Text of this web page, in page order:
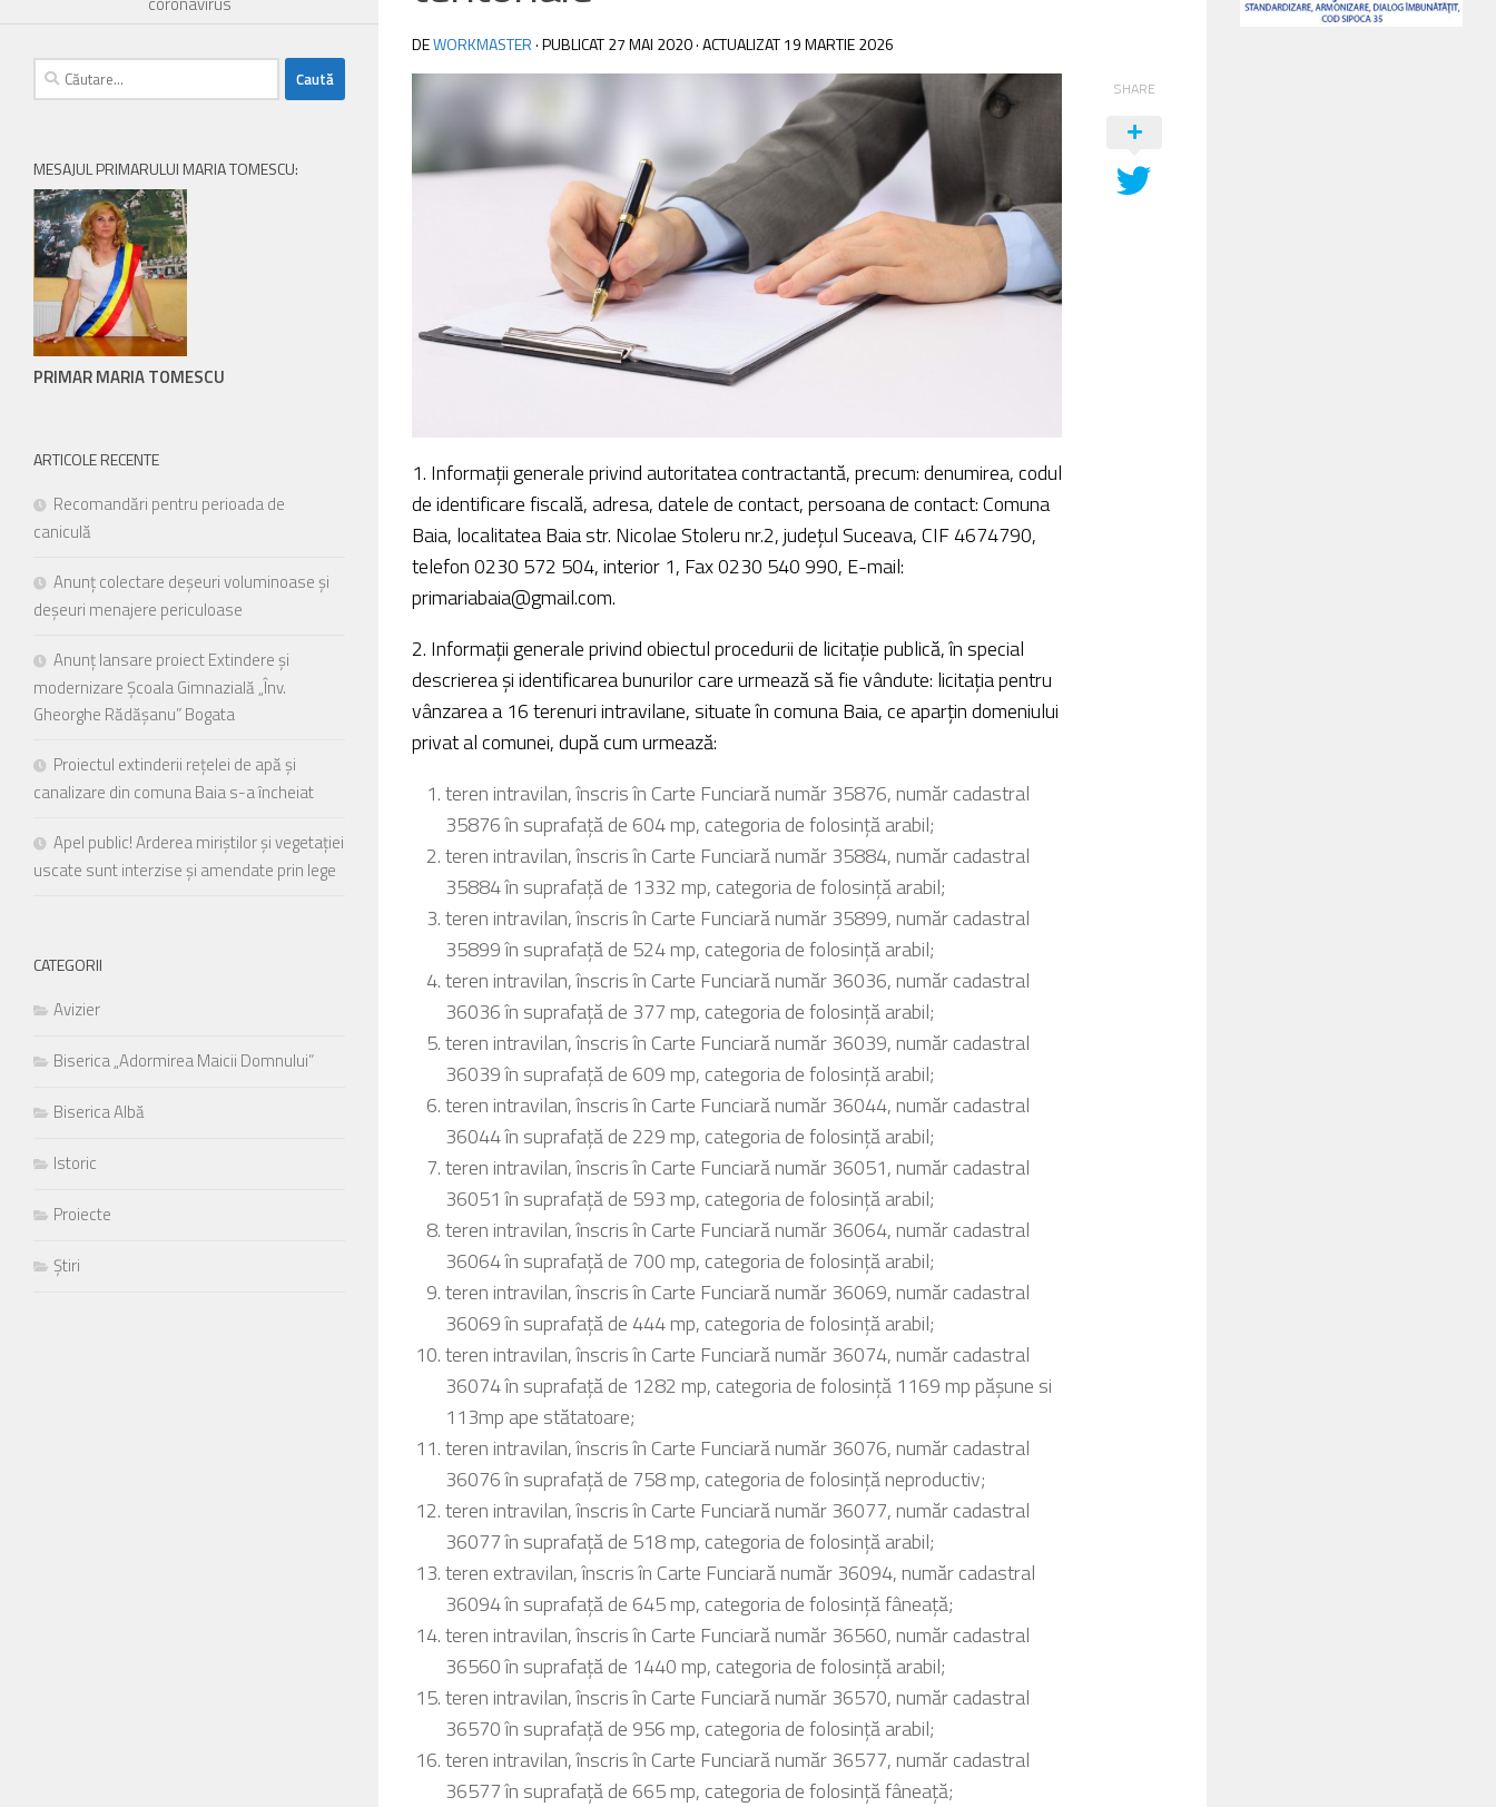
handicap
folosesc
cititor
Control-
deschide
meniu
DEWORKMASTER· PUBLICAT27 MAI 2020· ACTUALIZAT19 MARTIE 2026
1. Informaţii generale privind autoritatea contractantă, precum: denumirea, codul
de identificare fiscală, adresa, datele de contact, persoana de contact: Comuna
Baia, localitatea Baia str. Nicolae Stoleru nr.2, județul Suceava, CIF 4674790,
telefon 0230 572 504, interior 1, Fax 0230 540 990, E-mail:
primariabaia@gmail.com.
2. Informaţii generale privind obiectul procedurii de licitație publică, în special
descrierea şi identificarea bunurilor care urmează să fie vândute: licitația pentru
vânzarea a 16 terenuri intravilane, situate în comuna Baia, ce aparțin domeniului
privat al comunei, după cum urmează:
teren intravilan, înscris în Carte Funciară număr 35876, număr cadastral
35876 în suprafață de 604 mp, categoria de folosință arabil;
teren intravilan, înscris în Carte Funciară număr 35884, număr cadastral
35884 în suprafață de 1332 mp, categoria de folosință arabil;
teren intravilan, înscris în Carte Funciară număr 35899, număr cadastral
35899 în suprafață de 524 mp, categoria de folosință arabil;
teren intravilan, înscris în Carte Funciară număr 36036, număr cadastral
36036 în suprafață de 377 mp, categoria de folosință arabil;
teren intravilan, înscris în Carte Funciară număr 36039, număr cadastral
36039 în suprafață de 609 mp, categoria de folosință arabil;
teren intravilan, înscris în Carte Funciară număr 36044, număr cadastral
36044 în suprafață de 229 mp, categoria de folosință arabil;
teren intravilan, înscris în Carte Funciară număr 36051, număr cadastral
36051 în suprafață de 593 mp, categoria de folosință arabil;
teren intravilan, înscris în Carte Funciară număr 36064, număr cadastral
36064 în suprafață de 700 mp, categoria de folosință arabil;
teren intravilan, înscris în Carte Funciară număr 36069, număr cadastral
36069 în suprafață de 444 mp, categoria de folosință arabil;
teren intravilan, înscris în Carte Funciară număr 36074, număr cadastral
36074 în suprafață de 1282 mp, categoria de folosință 1169 mp pășune si
113mp ape stătatoare;
teren intravilan, înscris în Carte Funciară număr 36076, număr cadastral
36076 în suprafață de 758 mp, categoria de folosință neproductiv;
teren intravilan, înscris în Carte Funciară număr 36077, număr cadastral
36077 în suprafață de 518 mp, categoria de folosință arabil;
teren extravilan, înscris în Carte Funciară număr 36094, număr cadastral
36094 în suprafață de 645 mp, categoria de folosință fâneață;
teren intravilan, înscris în Carte Funciară număr 36560, număr cadastral
36560 în suprafață de 1440 mp, categoria de folosință arabil;
teren intravilan, înscris în Carte Funciară număr 36570, număr cadastral
36570 în suprafață de 956 mp, categoria de folosință arabil;
teren intravilan, înscris în Carte Funciară număr 36577, număr cadastral
36577 în suprafață de 665 mp, categoria de folosință fâneață;
SHARE
Caută
după:
MESAJUL PRIMARULUI MARIA TOMESCU:
PRIMAR MARIA TOMESCU
ARTICOLE RECENTE
Recomandări pentru perioada de
caniculă
Anunț colectare deșeuri voluminoase și
deșeuri menajere periculoase
Anunț lansare proiect Extindere și
modernizare Școala Gimnazială „Înv.
Gheorghe Rădășanu” Bogata
Proiectul extinderii rețelei de apă și
canalizare din comuna Baia s-a încheiat
Apel public! Arderea miriștilor și vegetației
uscate sunt interzise și amendate prin lege
CATEGORII
Avizier
Biserica „Adormirea Maicii Domnului”
Biserica Albă
Istoric
Proiecte
Știri